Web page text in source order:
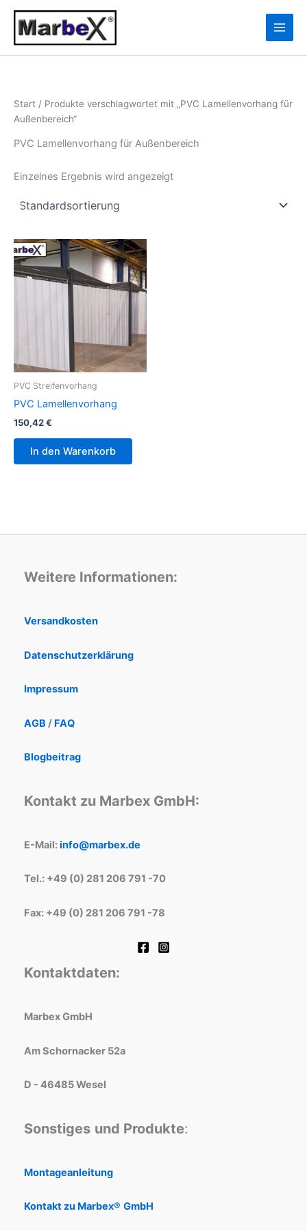
Zum
Inhalt
springen
Start / Produkte verschlagwortet mit „PVC Lamellenvorhang für
Außenbereich“
PVC Lamellenvorhang für Außenbereich
Einzelnes Ergebnis wird angezeigt
PVC Streifenvorhang
PVC Lamellenvorhang
150,42€
In den Warenkorb
Weitere Informationen:
Versandkosten
Datenschutzerklärung
Impressum
AGB / FAQ
Blogbeitrag
Kontakt zu Marbex GmbH:
E-Mail:info@marbex.de
Tel.: +49 (0) 281 206 791 -70
Fax: +49 (0) 281 206 791 -78
Kontaktdaten:
Marbex GmbH
Am Schornacker 52a
D - 46485 Wesel
Sonstiges und Produkte:
Montageanleitung
Kontakt zu Marbex® GmbH